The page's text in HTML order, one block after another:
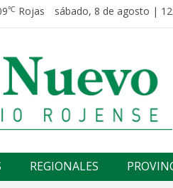
℃ Rojas sábado, 8 de agosto |
rojense
REGIONALES